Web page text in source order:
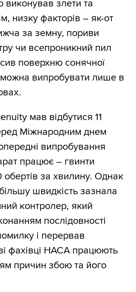
виконував злети та
низку факторів – як-от
за земну, пориви
чи всепроникний пил
поверхню сонячної
випробувати лише в
мав відбутися 11
Міжнародним днем
випробування
працює – гвинти
обертів за хвилину. Однак
швидкість зазнала
контролер, який
послідовності
і перервав
фахівці НАСА працюють
причин збою та його